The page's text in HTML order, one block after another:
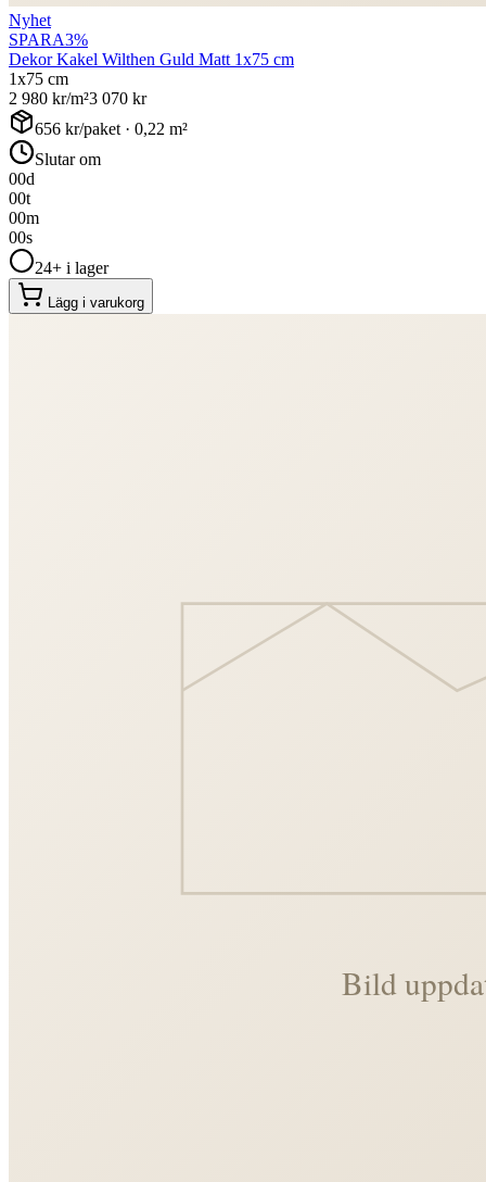
Nyhet
SPARA3%
Dekor Kakel Wilthen Guld Matt 1x75 cm
1x75 cm
2 980 kr/m²3 070 kr
656 kr/paket · 0,22 m²
Slutar om
00d
00t
00m
00s
24+ i lager
Lägg i varukorg